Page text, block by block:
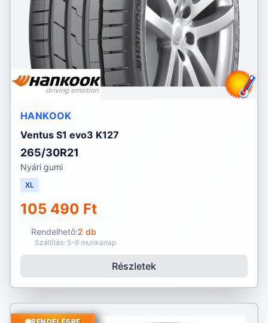
HANKOOK
Ventus S1 evo3 K127
265/30R21
Nyári gumi
XL
105 490 Ft
Rendelhető:2 db
Szállítás: 5-6 munkanap
Részletek